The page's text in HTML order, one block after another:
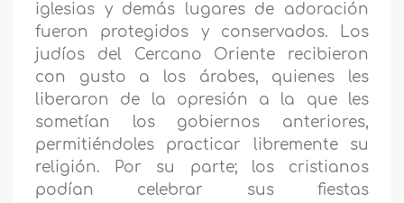
iglesias y demás lugares de adoración
fueron protegidos y conservados. Los
judíos del Cercano Oriente recibieron
con gusto a los árabes, quienes les
liberaron de la opresión a la que les
sometían los gobiernos anteriores,
permitiéndoles practicar libremente su
religión. Por su parte; los cristianos
podían celebrar sus fiestas